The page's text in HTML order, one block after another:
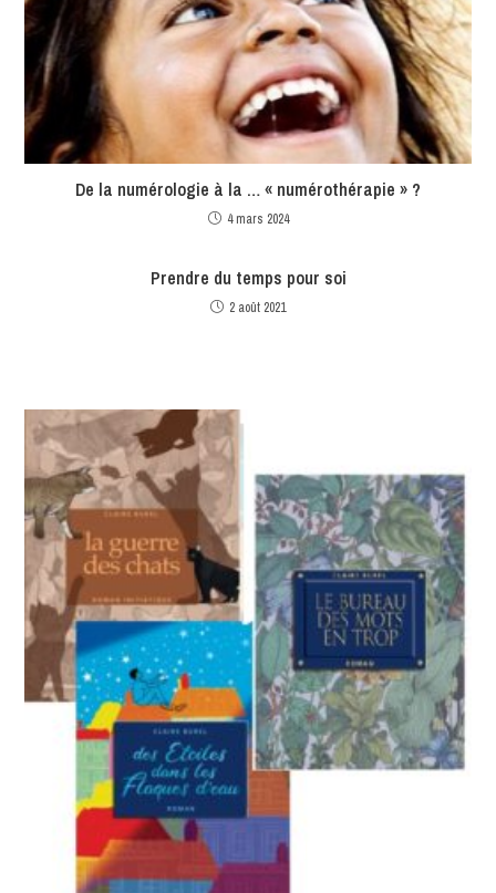
De la numérologie à la … « numérothérapie » ?
4 mars 2024
Prendre du temps pour soi
2 août 2021